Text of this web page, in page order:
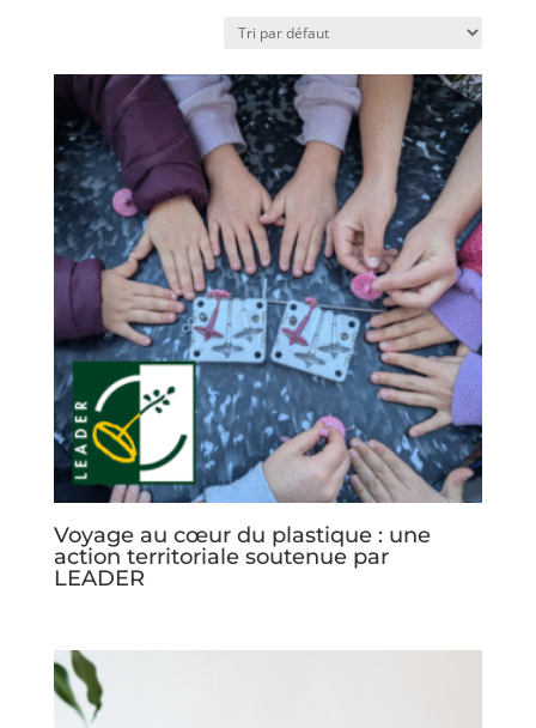
Voyage au cœur du plastique : une
action territoriale soutenue par
LEADER